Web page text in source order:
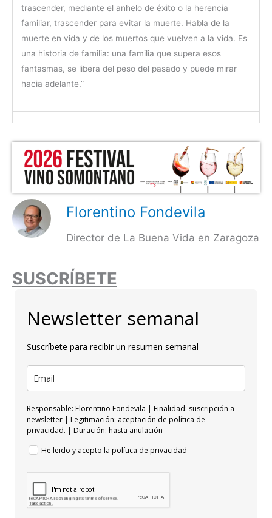
trascender, mediante el anhelo de éxito o la herencia
familiar, trascender para evitar la muerte. Habla de la
muerte en vida y de los muertos que vuelven a la vida. Es
una historia de familia: una familia que supera esos
fantasmas, se libera del peso del pasado y puede mirar
hacia adelante.”
Florentino Fondevila
Director de La Buena Vida en Zaragoza
SUSCRÍBETE
Newsletter semanal
Suscríbete para recibir un resumen semanal
Responsable: Florentino Fondevila | Finalidad: suscripción a
newsletter | Legitimación: aceptación de política de
privacidad. | Duración: hasta anulación
He leido y acepto la política de privacidad